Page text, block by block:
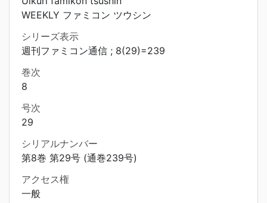
WEEKLY ファミコン ツウシン
シリーズ表示
週刊ファミコン通信 ; 8(29)=239
巻次
8
号次
29
シリアルナンバー
第8巻 第29号 (通巻239号)
アクセス権
一般